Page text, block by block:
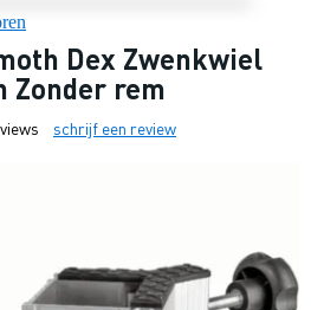
Dex Zwenkwiel
Zonder rem
schrijf een review